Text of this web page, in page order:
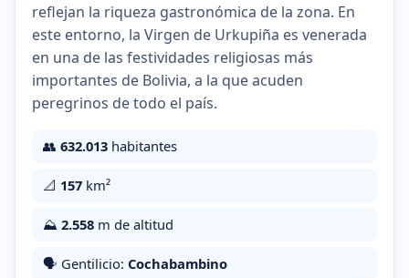
reflejan la riqueza gastronómica de la zona. En
este entorno, la Virgen de Urkupiña es venerada
en una de las festividades religiosas más
importantes de Bolivia, a la que acuden
peregrinos de todo el país.
👥 632.013 habitantes
📐 157 km²
⛰️ 2.558 m de altitud
🗣️ Gentilicio: Cochabambino